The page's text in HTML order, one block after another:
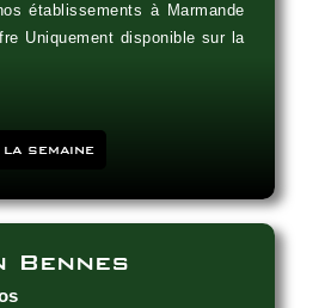
établissements à Marmande
Uniquement disponible sur la
semaine
Bennes